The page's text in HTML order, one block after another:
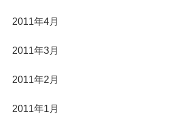
2011年4月
2011年3月
2011年2月
2011年1月